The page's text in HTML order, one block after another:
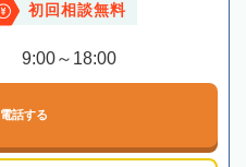
初回相談無料
9:00～18:00
電話する